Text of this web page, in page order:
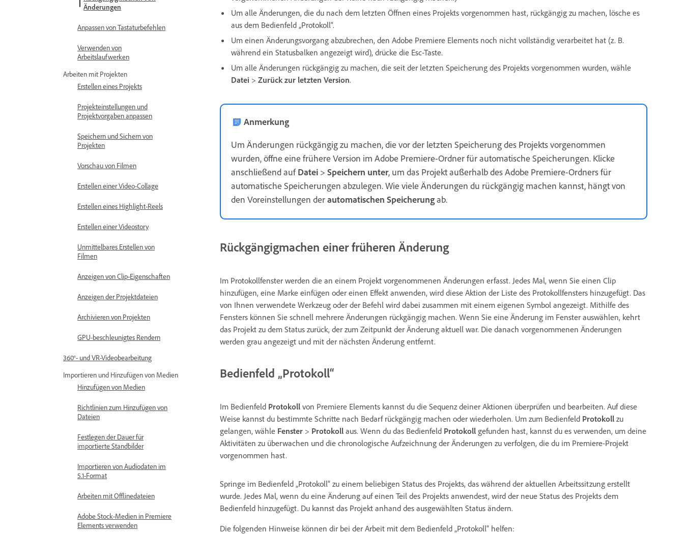
Änderungen
Anpassen von Tastaturbefehlen
Verwenden von
Arbeitslaufwerken
Arbeiten mit Projekten
Erstellen eines Projekts
Projekteinstellungen und
Projektvorgaben anpassen
Speichern und Sichern von
Projekten
Vorschau von Filmen
Erstellen einer Video-Collage
Erstellen eines Highlight-Reels
Erstellen einer Videostory
Unmittelbares Erstellen von
Filmen
Anzeigen von Clip-Eigenschaften
Anzeigen der Projektdateien
Archivieren von Projekten
GPU-beschleunigtes Rendern
360°- und VR-Videobearbeitung
Importieren und Hinzufügen von Medien
Hinzufügen von Medien
Richtlinien zum Hinzufügen von
Dateien
Festlegen der Dauer für
importierte Standbilder
Importieren von Audiodaten im
5.1-Format
Arbeiten mit Offlinedateien
Adobe Stock-Medien in Premiere
Elements verwenden
Um alle Änderungen, die du nach dem letzten Öffnen eines Projekts vorgenommen hast, rückgängig zu machen, lösche es
aus dem Bedienfeld „Protokoll“.
Um einen Änderungsvorgang abzubrechen, den Adobe Premiere Elements noch nicht vollständig verarbeitet hat (z. B.
während ein Statusbalken angezeigt wird), drücke die Esc-Taste.
Um alle Änderungen rückgängig zu machen, die seit der letzten Speicherung des Projekts vorgenommen wurden, wähle
Datei > Zurück zur letzten Version.
Anmerkung
Um Änderungen rückgängig zu machen, die vor der letzten Speicherung des Projekts vorgenommen
wurden, öffne eine frühere Version im Adobe Premiere-Ordner für automatische Speicherungen. Klicke
anschließend auf Datei > Speichern unter, um das Projekt außerhalb des Adobe Premiere-Ordners für
automatische Speicherungen abzulegen. Wie viele Änderungen du rückgängig machen kannst, hängt von
den Voreinstellungen derautomatischen Speicherungab.
Rückgängigmachen einer früheren Änderung
Im Protokollfenster werden die an einem Projekt vorgenommenen Änderungen erfasst. Jedes Mal, wenn Sie einen Clip
hinzufügen, eine Marke einfügen oder einen Effekt anwenden, wird diese Aktion der Liste des Protokollfensters hinzugefügt. Das
von Ihnen verwendete Werkzeug oder der Befehl wird dabei zusammen mit einem eigenen Symbol angezeigt. Mithilfe des
Fensters können Sie schnell mehrere Änderungen rückgängig machen. Wenn Sie eine Änderung im Fenster auswählen, kehrt
das Projekt zu dem Status zurück, der zum Zeitpunkt der Änderung aktuell war. Die danach vorgenommenen Änderungen
werden grau angezeigt und mit der nächsten Änderung entfernt.
Bedienfeld „Protokoll“
Im Bedienfeld Protokoll von Premiere Elements kannst du die Sequenz deiner Aktionen überprüfen und bearbeiten. Auf diese
Weise kannst du bestimmte Schritte nach Bedarf rückgängig machen oder wiederholen. Um zum Bedienfeld Protokoll zu
gelangen, wähle Fenster > Protokoll aus. Wenn du das Bedienfeld Protokoll gefunden hast, kannst du es verwenden, um deine
Aktivitäten zu überwachen und die chronologische Aufzeichnung der Änderungen zu verfolgen, die du im Premiere-Projekt
vorgenommen hast.
Springe im Bedienfeld „Protokoll“ zu einem beliebigen Status des Projekts, das während der aktuellen Arbeitssitzung erstellt
wurde. Jedes Mal, wenn du eine Änderung auf einen Teil des Projekts anwendest, wird der neue Status des Projekts dem
Bedienfeld hinzugefügt. Du kannst das Projekt anhand des ausgewählten Status ändern.
Die folgenden Hinweise können dir bei der Arbeit mit dem Bedienfeld „Protokoll“ helfen: